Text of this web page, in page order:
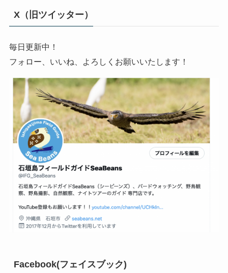
X（旧ツイッター）
毎日更新中！
フォロー、いいね、よろしくお願いいたします！
Facebook(フェイスブック)